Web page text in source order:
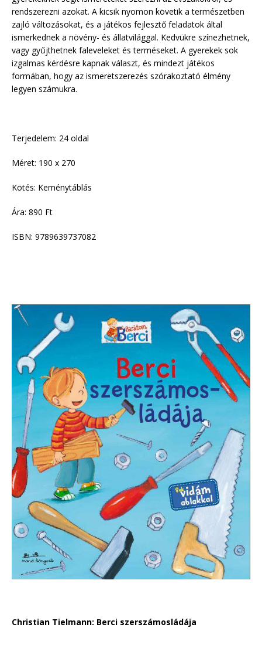
rendszerezni azokat. A kicsik nyomon követik a természetben
zajló változásokat, és a játékos fejlesztő feladatok által
ismerkednek a növény- és állatvilággal. Kedvükre színezhetnek,
vagy gyűjthetnek faleveleket és terméseket. A gyerekek sok
izgalmas kérdésre kapnak választ, és mindezt játékos
formában, hogy az ismeretszerezés szórakoztató élmény
legyen számukra.
Terjedelem: 24 oldal
Méret: 190 x 270
Kötés: Keménytáblás
Ára: 890 Ft
ISBN: 9789639737082
Christian Tielmann: Berci szerszámosládája